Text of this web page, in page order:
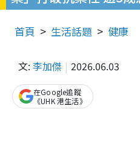
首頁 生活話題 健康
文: 李加傑 2026.06.03
在Google追蹤
《UHK 港生活》